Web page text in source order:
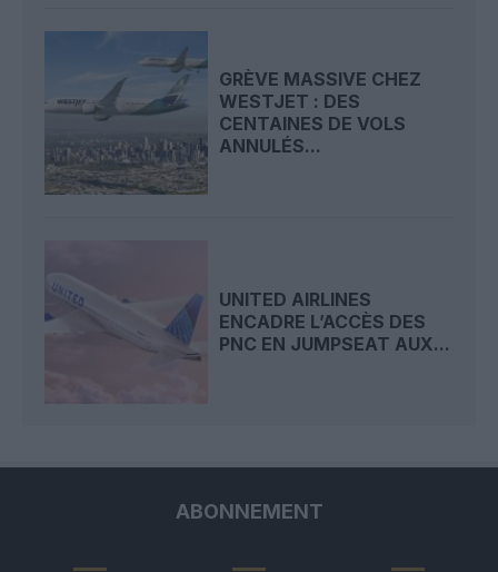
GRÈVE MASSIVE CHEZ
WESTJET : DES
CENTAINES DE VOLS
ANNULÉS...
UNITED AIRLINES
ENCADRE L’ACCÈS DES
PNC EN JUMPSEAT AUX...
ABONNEMENT